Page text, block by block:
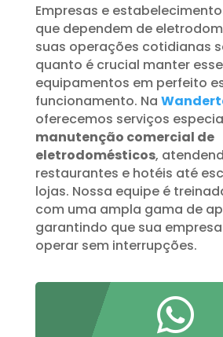
Empresas e
que dependem de
suas operações cotidianas
quanto é crucial manter
equipamentos em perfeito
funcionamento. Na
oferecemos serviços
manutenção comercial de
eletrodomésticos,
restaurantes e hotéis até
lojas. Nossa equipe é
com uma ampla gama de
garantindo que sua
operar sem interrupções.
